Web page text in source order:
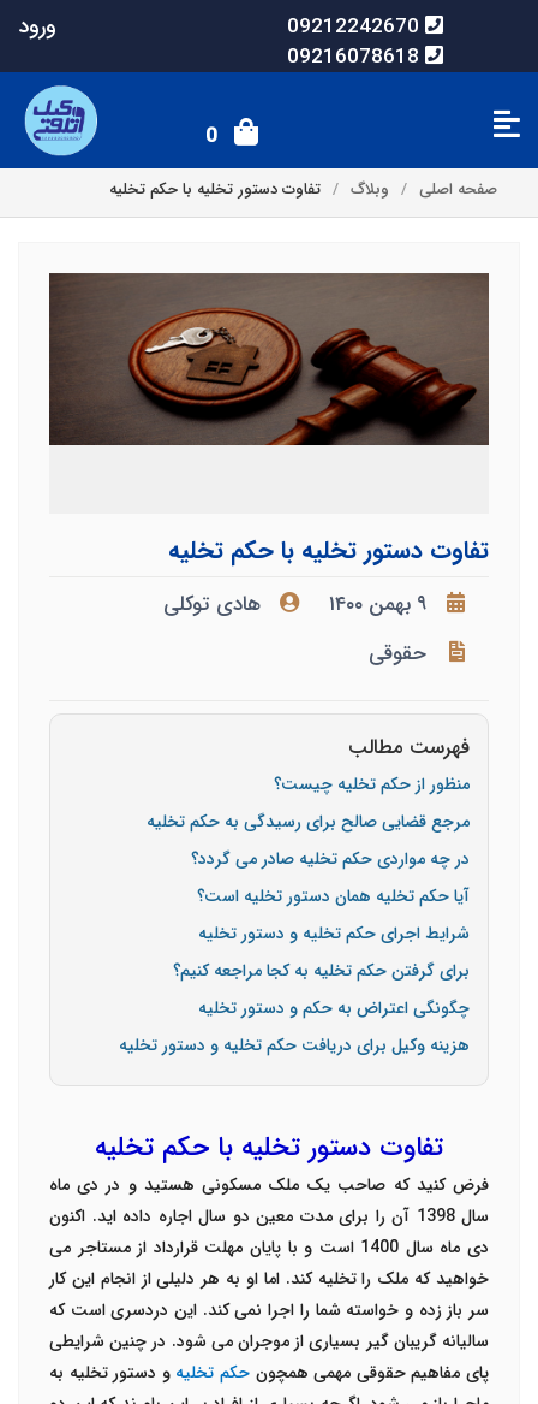
09212242670
09216078618
ورود
0
صفحه اصلی وبلاگ تفاوت دستور تخلیه با حکم تخلیه
تفاوت دستور تخلیه با حکم تخلیه
۹ بهمن ۱۴۰۰
هادی توکلی
حقوقی
فهرست مطالب
منظور از حکم تخلیه چیست؟
مرجع قضایی صالح برای رسیدگی به حکم تخلیه
در چه مواردی حکم تخلیه صادر می گردد؟
آیا حکم تخلیه همان دستور تخلیه است؟
شرایط اجرای حکم تخلیه و دستور تخلیه
برای گرفتن حکم تخلیه به کجا مراجعه کنیم؟
چگونگی اعتراض به حکم و دستور تخلیه
هزینه وکیل برای دریافت حکم تخلیه و دستور تخلیه
تفاوت دستور تخلیه با حکم تخلیه
فرض کنید که صاحب یک ملک مسکونی هستید و در دی ماه
سال 1398 آن را برای مدت معین دو سال اجاره داده اید. اکنون
دی ماه سال 1400 است و با پایان مهلت قرارداد از مستاجر می
خواهید که ملک را تخلیه کند. اما او به هر دلیلی از انجام این کار
سر باز زده و خواسته شما را اجرا نمی کند. این دردسری است که
سالیانه گریبان گیر بسیاری از موجران می شود. در چنین شرایطی
پای مفاهیم حقوقی مهمی همچون حکم تخلیهو دستور تخلیه به